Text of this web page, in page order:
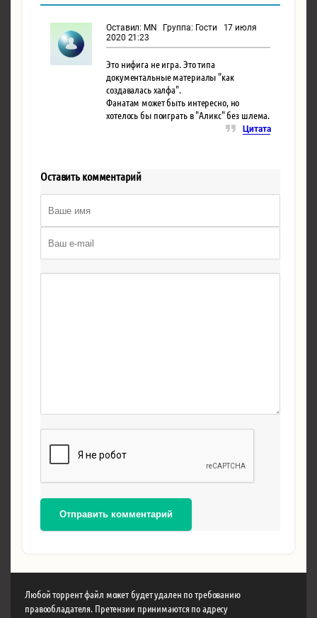
Оставил: MN Группа: Гости 17 июля
2020 21:23
Это нифига не игра. Это типа
документальные материалы "как
создавалась халфа".
Фанатам может быть интересно, но
хотелось бы поиграть в "Аликс" без шлема.
Цитата
Оставить комментарий
Отправить комментарий
Любой торрент файл может будет удален по требованию
правообладателя. Претензии принимаются по адресу